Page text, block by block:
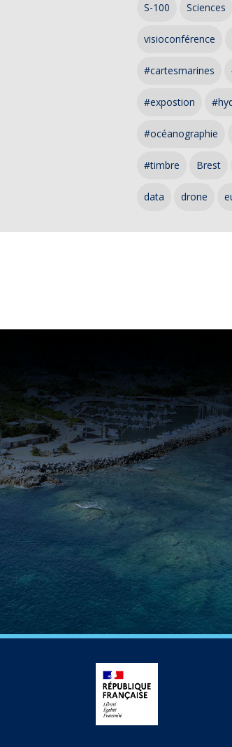
S-100 Sciences
visioconférence
#cartesmarines
#expostion
#océanographie
#timbre Brest
data drone